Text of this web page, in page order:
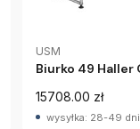
USM
Biurko 49 Haller
15708.00 zł
wysyłka: 28-49 dni